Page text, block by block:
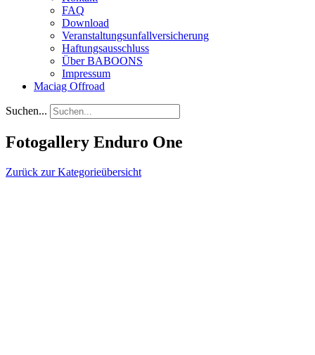
FAQ
Download
Veranstaltungsunfallversicherung
Haftungsausschluss
Über BABOONS
Impressum
Maciag Offroad
Suchen...
Fotogallery Enduro One
Zurück zur Kategorieübersicht